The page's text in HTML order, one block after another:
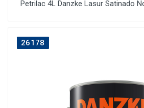
Petrilac 4L Danzke Lasur Satinado
26178